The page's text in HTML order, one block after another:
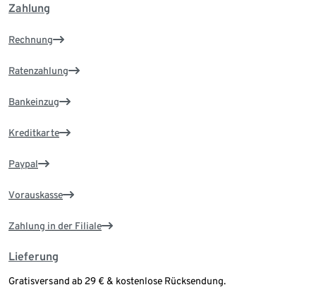
Zahlung
Rechnung
Ratenzahlung
Bankeinzug
Kreditkarte
Paypal
Vorauskasse
Zahlung in der Filiale
Lieferung
Gratisversand ab 29 € & kostenlose Rücksendung.